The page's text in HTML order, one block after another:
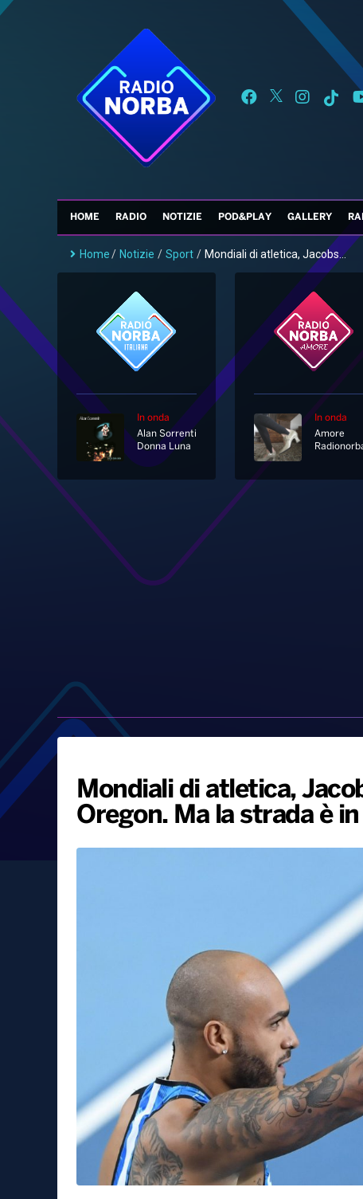
HOME RADIO NOTIZIE POD&PLAY GALLERY
Home/ Notizie / Sport / Mondiali di atletica, Jacobs...
In onda
Alan Sorrenti
Donna Luna
In onda
Amore
Mondiali di atletica,
Oregon. Ma la strada è